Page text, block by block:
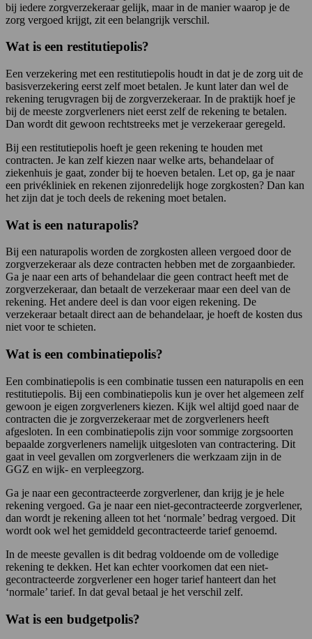
bij iedere zorgverzekeraar gelijk, maar in de manier waarop je de
zorg vergoed krijgt, zit een belangrijk verschil.
Wat is een restitutiepolis?
Een verzekering met een restitutiepolis houdt in dat je de zorg uit de
basisverzekering eerst zelf moet betalen. Je kunt later dan wel de
rekening terugvragen bij de zorgverzekeraar. In de praktijk hoef je
bij de meeste zorgverleners niet eerst zelf de rekening te betalen.
Dan wordt dit gewoon rechtstreeks met je verzekeraar geregeld.
Bij een restitutiepolis hoeft je geen rekening te houden met
contracten. Je kan zelf kiezen naar welke arts, behandelaar of
ziekenhuis je gaat, zonder bij te hoeven betalen. Let op, ga je naar
een privékliniek en rekenen zijonredelijk hoge zorgkosten? Dan kan
het zijn dat je toch deels de rekening moet betalen.
Wat is een naturapolis?
Bij een naturapolis worden de zorgkosten alleen vergoed door de
zorgverzekeraar als deze contracten hebben met de zorgaanbieder.
Ga je naar een arts of behandelaar die geen contract heeft met de
zorgverzekeraar, dan betaalt de verzekeraar maar een deel van de
rekening. Het andere deel is dan voor eigen rekening. De
verzekeraar betaalt direct aan de behandelaar, je hoeft de kosten dus
niet voor te schieten.
Wat is een combinatiepolis?
Een combinatiepolis is een combinatie tussen een naturapolis en een
restitutiepolis. Bij een combinatiepolis kun je over het algemeen zelf
gewoon je eigen zorgverleners kiezen. Kijk wel altijd goed naar de
contracten die je zorgverzekeraar met de zorgverleners heeft
afgesloten. In een combinatiepolis zijn voor sommige zorgsoorten
bepaalde zorgverleners namelijk uitgesloten van contractering. Dit
gaat in veel gevallen om zorgverleners die werkzaam zijn in de
GGZ en wijk- en verpleegzorg.
Ga je naar een gecontracteerde zorgverlener, dan krijg je je hele
rekening vergoed. Ga je naar een niet-gecontracteerde zorgverlener,
dan wordt je rekening alleen tot het ‘normale’ bedrag vergoed. Dit
wordt ook wel het gemiddeld gecontracteerde tarief genoemd.
In de meeste gevallen is dit bedrag voldoende om de volledige
rekening te dekken. Het kan echter voorkomen dat een niet-
gecontracteerde zorgverlener een hoger tarief hanteert dan het
‘normale’ tarief. In dat geval betaal je het verschil zelf.
Wat is een budgetpolis?